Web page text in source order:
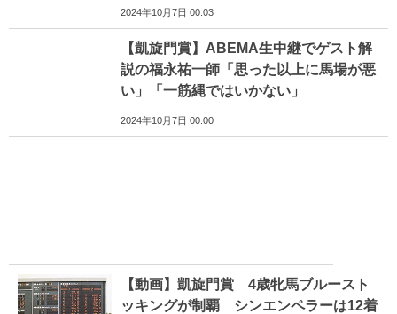
2024年10月7日 00:03
【凱旋門賞】ABEMA生中継でゲスト解
説の福永祐一師「思った以上に馬場が悪
い」「一筋縄ではいかない」
2024年10月7日 00:00
【動画】凱旋門賞 4歳牝馬ブルースト
ッキングが制覇 シンエンペラーは12着